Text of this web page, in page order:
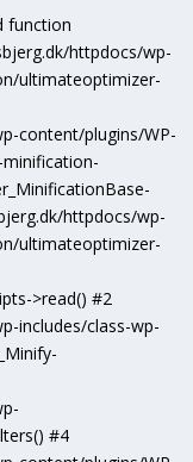
function
httpdocs/wp-
ultimateoptimizer-
content/plugins/WP-
httpdocs/wp-
ultimateoptimizer-
>read() #2
includes/class-wp-
#4